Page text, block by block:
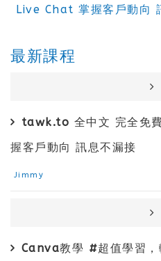
Live Chat 掌握客戶動向
最新課程
tawk.to 全中文 完全免
握客戶動向 訊息不漏接
Jimmy
Canva教學 #超值學習，